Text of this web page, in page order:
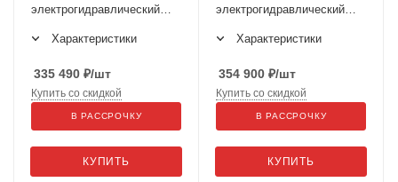
электрогидравлический
Характеристики
335 490 ₽/шт
КУПИТЬ
Купить со скидкой
В РАССРОЧКУ
электрогидравлический
Характеристики
354 900 ₽/шт
КУПИТЬ
Купить со скидкой
В РАССРОЧКУ